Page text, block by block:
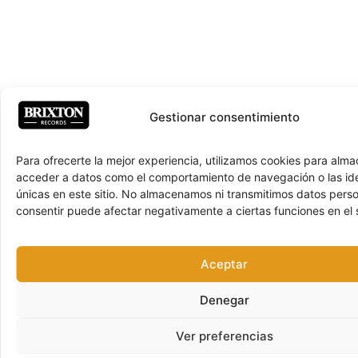
Gestionar consentimiento
Para ofrecerte la mejor experiencia, utilizamos cookies para
acceder a datos como el comportamiento de navegación o las
únicas en este sitio. No almacenamos ni transmitimos datos
consentir puede afectar negativamente a ciertas funciones en el
Aceptar
Denegar
Ver preferencias